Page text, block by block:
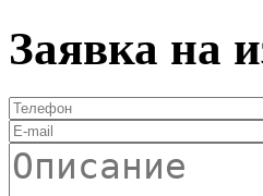
Заявка на
Телефон
E-mail
Описание